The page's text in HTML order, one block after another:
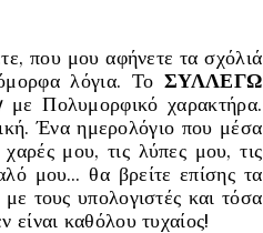
που μου αφήνετε τα σχόλιά
λόγια. ΤοΣΥΛΛΕΓΩ
με Πολυμορφικό χαρακτήρα.
Ένα ημερολόγιο που μέσα
μου, τις λύπες μου, τις
μου… θα βρείτε επίσης τα
τους υπολογιστές και τόσα
καθόλου τυχαίος!